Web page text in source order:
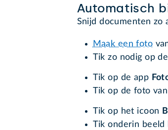
Automatisch
Snijd documenten zo
Maak een foto
Tik zo nodig op
Tik op de app
Tik op de foto
Tik op het icoon
Tik onderin